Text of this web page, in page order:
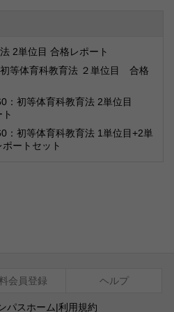
2単位目 合格レポート
等体育科教育法 ２単位目 合格
：初等体育科教育法 2単位目
：初等体育科教育法 1単位目+2単
ートセット
会員登録 ヘルプ
パスホーム|利用規約